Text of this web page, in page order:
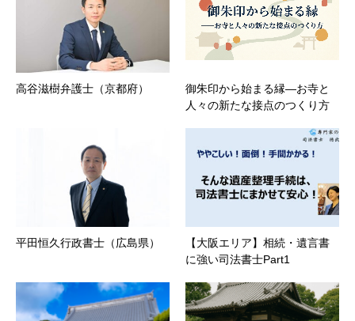
高谷滋樹弁護士（京都府）
御朱印から始まる縁―お寺と
人々の新たな接点のつくり方
平田恒久行政書士（広島県）
【大阪エリア】相続・遺言書
に強い司法書士Part1